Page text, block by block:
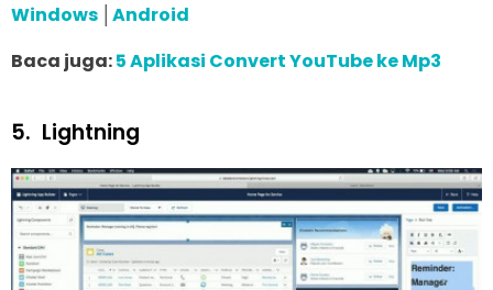
Windows Android
Baca juga:5 Aplikasi Convert YouTube ke Mp3
5. Lightning